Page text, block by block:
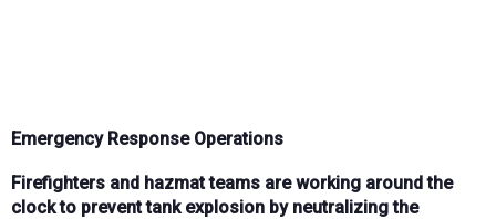
Emergency Response Operations
Firefighters and hazmat teams are working around the
clockto prevent tank explosion by neutralizing the